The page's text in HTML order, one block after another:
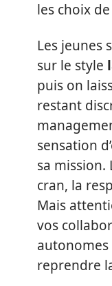
les choix
Les jeunes
sur le style
puis on
restant
sensation
sa mission.
cran, la
Mais
vos
autonomes
reprendre